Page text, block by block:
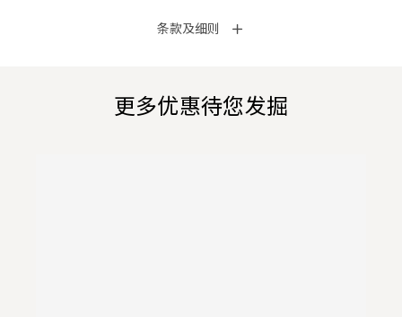
条款及细则
更多优惠待您发掘